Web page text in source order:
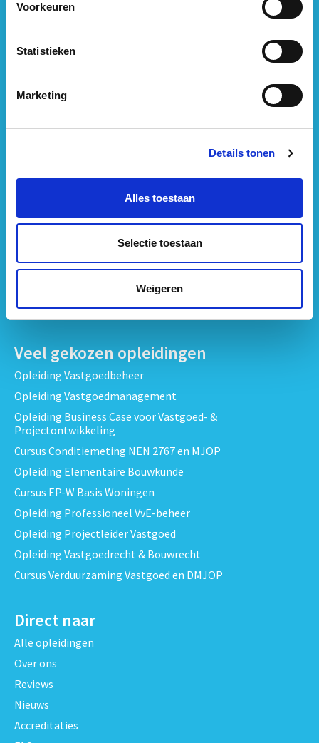
Voorkeuren
Statistieken
Marketing
Details tonen
Alles toestaan
Selectie toestaan
Weigeren
Neem
Vastgoedrecht & Contracten opleidingen
Projectontwikkeling & Vastgoedprojecten opleidingen
Techniek, Onderhoud & Inspectie Opleidingen
Verduurzaming en Energieprestatie opleidingen
Veel gekozen opleidingen
Opleiding Vastgoedbeheer
Opleiding Vastgoedmanagement
Opleiding Business Case voor Vastgoed- &
Projectontwikkeling
Cursus Conditiemeting NEN 2767 en MJOP
Opleiding Elementaire Bouwkunde
Cursus EP-W Basis Woningen
Opleiding Professioneel VvE-beheer
Opleiding Projectleider Vastgoed
Opleiding Vastgoedrecht & Bouwrecht
Cursus Verduurzaming Vastgoed en DMJOP
Direct naar
Alle opleidingen
Over ons
Reviews
Nieuws
Accreditaties